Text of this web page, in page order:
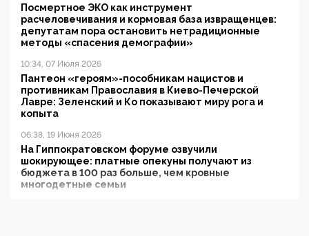
Посмертное ЭКО как инструмент
расчеловечивания и кормовая база извращенцев:
депутатам пора остановить нетрадиционные
методы «спасения демографии»
10:34, 07 Июля 2026
Пантеон «героям»-пособникам нацистов и
противникам Православия в Киево-Печерской
Лавре: Зеленский и Ко показывают миру рога и
копыта
06:38, 19 Июня 2026
На Гиппократовском форуме озвучили
шокирующее: платные опекуны получают из
бюджета в 100 раз больше, чем кровные
многодетные семьи